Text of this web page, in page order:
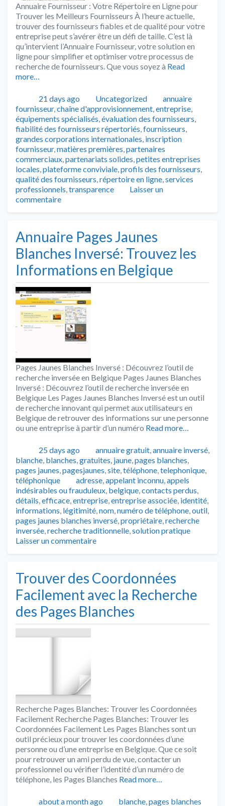
Annuaire Fournisseur : Votre Répertoire en Ligne pour
Trouver les Meilleurs Fournisseurs À l’heure actuelle,
trouver des fournisseurs fiables et de qualité pour votre
entreprise peut s’avérer être un défi de taille. C’est là
qu’intervient l’Annuaire Fournisseur, votre solution en
ligne pour simplifier et optimiser votre processus de
recherche de fournisseurs. Que vous soyez à Read
more…
Publié21 days ago Catégories
Uncategorized Tags
annuaire
fournisseur,chaîne d'approvisionnement,entreprise,
équipements spécialisés,évaluation des fournisseurs,
fiabilité des fournisseurs répertoriés,fournisseurs,
grandes corporations internationales, inscription
fournisseur,matières premières,partenaires
commerciaux,partenariats solides,petites entreprises
locales,plateforme conviviale,profils des fournisseurs,
qualité des fournisseurs,répertoire en ligne,services
professionnels,transparence
Laisser un
commentaire
Annuaire Pages Jaunes
Blanches Inversé: Trouvez les
Informations en Belgique
Pages Jaunes Blanches Inversé : Découvrez l’outil de
recherche inversée en Belgique Pages Jaunes Blanches
Inversé : Découvrez l’outil de recherche inversée en
Belgique Les Pages Jaunes Blanches Inversé est un outil
de recherche innovant qui permet aux utilisateurs en
Belgique de retrouver des informations sur une personne
ou une entreprise à partir d’un numéro Read more…
Publié25 days ago Catégories
annuaire gratuit,annuaire inversé,
blanche, blanches,gratuites, jaune,pages blanches,
pages jaunes,pagesjaunes,site,téléphone,telephonique,
téléphonique
Tags
adresse,appelant inconnu,appels
indésirables ou frauduleux, belgique,contacts perdus,
détails,efficace,entreprise,entreprise associée, identité,
informations, légitimité,nom,numéro de téléphone,outil,
pages jaunes blanches inversé,propriétaire,recherche
inversée,recherche traditionnelle,solution pratique
Laisser un commentaire
Trouver des Coordonnées
Facilement avec la Recherche
des Pages Blanches
Recherche Pages Blanches: Trouver les Coordonnées
Facilement Recherche Pages Blanches: Trouver les
Coordonnées Facilement Les Pages Blanches sont un
outil précieux pour trouver les coordonnées d’une
personne ou d’une entreprise en Belgique. Que ce soit
pour retrouver un ami perdu de vue, contacter un
professionnel ou vérifier l’identité d’un numéro de
téléphone, les Pages Blanches Read more…
Publié
about a month ago Catégories
blanche,pages blanches